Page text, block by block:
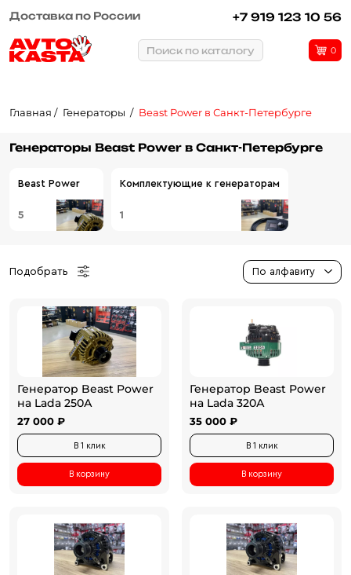
Доставка по России
Рассрочка или кредит +7 919 123 10 56
Поиск по каталогу 0
Главная Генераторы Beast Power в Санкт-Петербурге
Генераторы Beast Power в Санкт-Петербурге
Beast Power
5
Комплектующие к генераторам
1
Подобрать По алфавиту
Генератор Beast Power
на Lada 250А
27 000 ₽
В 1 клик
В корзину
Генератор Beast Power
на Lada 320А
35 000 ₽
В 1 клик
В корзину